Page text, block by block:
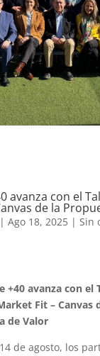
avanza con el
de la
| Ago 18, 2025| Sin
+40 avanza con el
Fit – Canvas
de Valor
14 de agosto, los